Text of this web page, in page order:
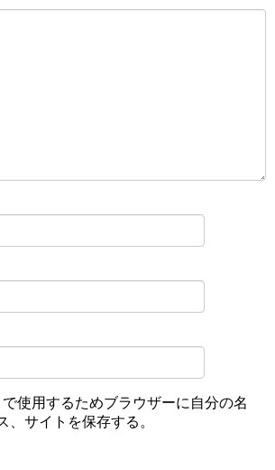
使用するためブラウザーに自分の名
、サイトを保存する。